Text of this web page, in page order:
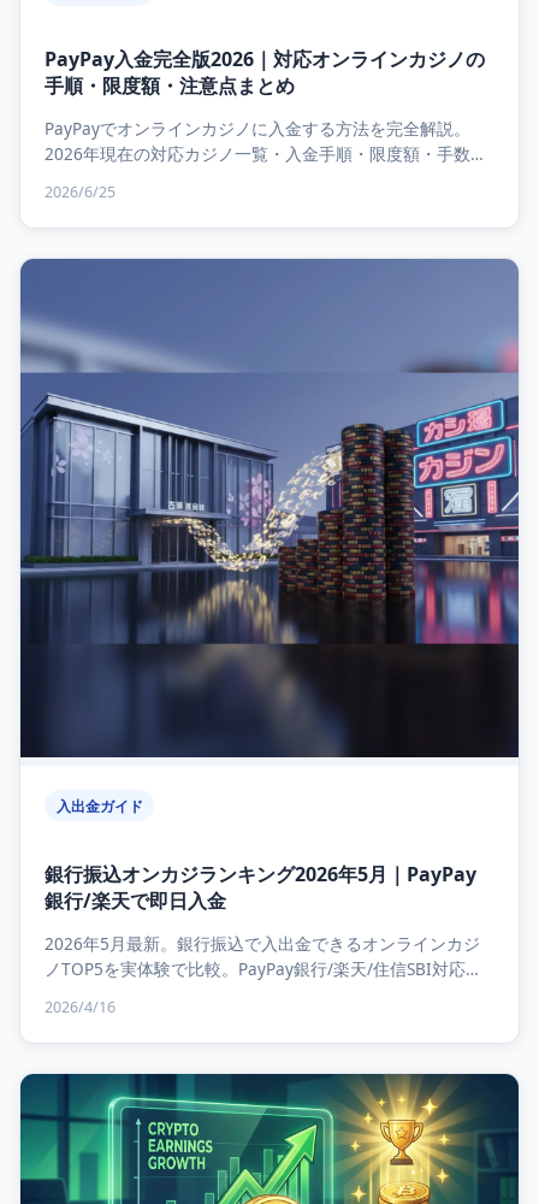
PayPay入金完全版2026｜対応オンラインカジノの
手順・限度額・注意点まとめ
PayPayでオンラインカジノに入金する方法を完全解説。
2026年現在の対応カジノ一覧・入金手順・限度額・手数
2026/6/25
入出金ガイド
銀行振込オンカジランキング2026年5月｜PayPay
銀行/楽天で即日入金
2026年5月最新。銀行振込で入出金できるオンラインカジ
ノTOP5を実体験で比較。PayPay銀行/楽天/住信SBI対応、
2026/4/16